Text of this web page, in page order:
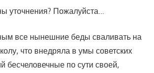
уточнения? Пожалуйста…
все нынешние беды сваливать на
что внедряла в умы советских
бесчеловечные по су­ти своей,